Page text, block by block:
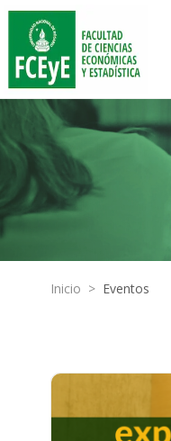
Inicio > Eventos